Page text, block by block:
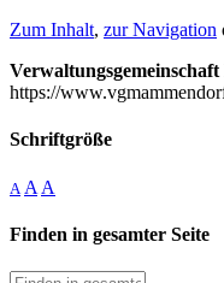
Zum Inhalt, zur Navigation
https://
Schriftgröße
A A A
Finden in gesamter Seite